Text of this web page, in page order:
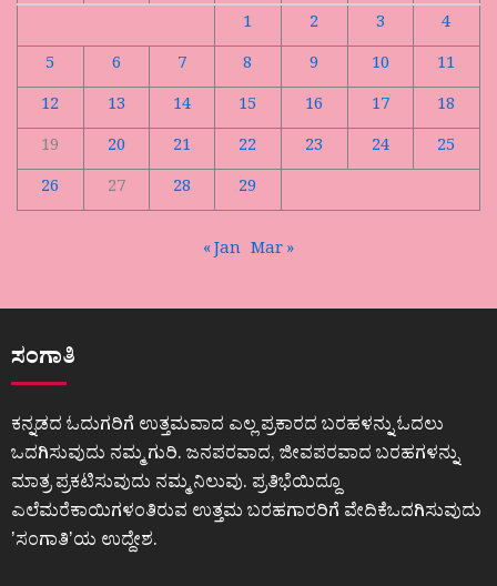
1
2 3
4
5
6 7 8 9 10
11
12
13 14 15 16 17
18
19
20 21 22 23 24
25
26
27 28 29
« Jan Mar »
ಸಂಗಾತಿ
ಕನ್ನಡದ ಓದುಗರಿಗೆ ಉತ್ತಮವಾದ ಎಲ್ಲ ಪ್ರಕಾರದ ಬರಹಳನ್ನು ಓದಲು
ಒದಗಿಸುವುದು ನಮ್ಮ ಗುರಿ. ಜನಪರವಾದ, ಜೀವಪರವಾದ ಬರಹಗಳನ್ನು
ಮಾತ್ರ ಪ್ರಕಟಿಸುವುದು ನಮ್ಮ ನಿಲುವು. ಪ್ರತಿಭೆಯಿದ್ದೂ
ಎಲೆಮರೆಕಾಯಿಗಳಂತಿರುವ ಉತ್ತಮ ಬರಹಗಾರರಿಗೆ ವೇದಿಕೆಒದಗಿಸುವುದು
ʼಸಂಗಾತಿʼಯ ಉದ್ದೇಶ.